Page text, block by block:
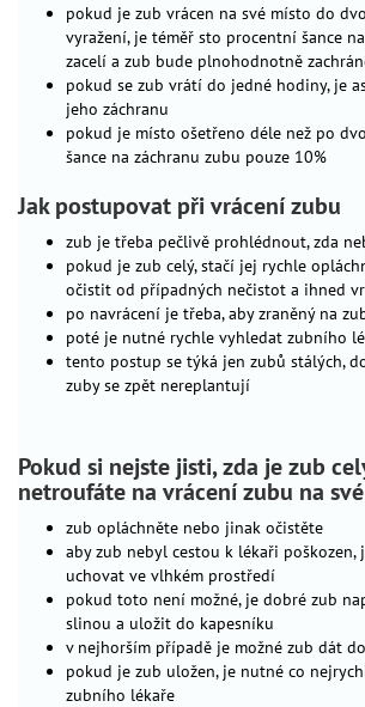
novorozenecký
screening
kojení
očkování
preventivní
prohlídky
stomatologická
péče
péče
pokožku
zdraví
nemocné
dítě
dětská
onemocnění
vzácné
nemoci
dětský
diabetes
pokud je zub vrácen na své místo do
vyražení, je téměř sto procentní šance
zacelí a zub bude plnohodnotně
pokud se zub vrátí do jedné hodiny, je
jeho záchranu
pokud je místo ošetřeno déle než po
šance na záchranu zubu pouze 10%
Jak postupovat při vrácení zubu
zub je třeba pečlivě prohlédnout, zda
pokud je zub celý, stačí jej rychle
očistit od případných nečistot a ihned
po navrácení je třeba, aby zraněný na
poté je nutné rychle vyhledat zubního
tento postup se týká jen zubů stálých,
zuby se zpět nereplantují
Pokud si nejste jisti, zda je zub
netroufáte na vrácení zubu na
zub opláchněte nebo jinak očistěte
aby zub nebyl cestou k lékaři poškozen,
uchovat ve vlhkém prostředí
pokud toto není možné, je dobré zub
slinou a uložit do kapesníku
v nejhorším případě je možné zub dát
pokud je zub uložen, je nutné co
zubního lékaře